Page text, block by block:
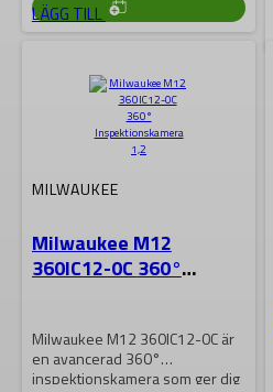
LÄGG TILL
MILWAUKEE
Milwaukee M12
360IC12-0C 360°
Milwaukee M12 360IC12-0C är
en avancerad 360°
inspektionskamera som ger dig